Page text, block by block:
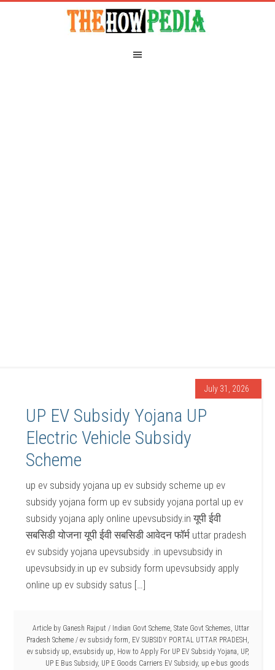
July 31, 2026
UP EV Subsidy Yojana UP
Electric Vehicle Subsidy
Scheme
up ev subsidy yojana up ev subsidy scheme up ev
subsidy yojana form up ev subsidy yojana portal up ev
subsidy yojana aply online upevsubsidy.in यूपी ईवी
सबसिडी योजना यूपी ईवी सबसिडी आवेदन फॉर्म uttar pradesh
ev subsidy yojana upevsubsidy .in upevsubsidy in
upevsubsidy.in up ev subsidy form upevsubsidy apply
online up ev subsidy satus […]
Article by Ganesh Rajput / Indian Govt Scheme, State Govt Schemes, Uttar
Pradesh Scheme / ev subsidy form, EV SUBSIDY PORTAL UTTAR PRADESH,
ev subsidy up, evsubsidy up, How to Apply For UP EV Subsidy Yojana, UP,
UP E Bus Subsidy, UP E Goods Carriers EV Subsidy, up e-bus goods